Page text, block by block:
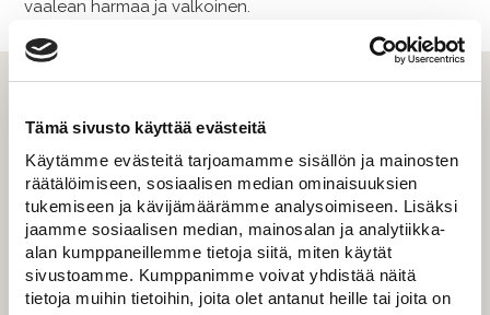
Tämä sivusto käyttää evästeitä
Käytämme evästeitä tarjoamamme sisällön ja mainosten
räätälöimiseen, sosiaalisen median ominaisuuksien
tukemiseen ja kävijämäärämme analysoimiseen. Lisäksi
jaamme sosiaalisen median, mainosalan ja analytiikka-
alan kumppaneillemme tietoja siitä, miten käytät
sivustoamme. Kumppanimme voivat yhdistää näitä
tietoja muihin tietoihin, joita olet antanut heille tai joita on
vaalean harmaa ja valkoinen.
Parvekelasitukset toteutetaan
haluamallasi tavalla. Olemassa
olevaa kaidetta voidaan hyödyntää
ja lasittaa auki jäävä osa.
Vaihtoehtoisesti teemme myös
uusia kaiteta lasista tai puusta,
jonka päälle voidaan asentaa
lasitukset. Parvekelaseja on sivuun